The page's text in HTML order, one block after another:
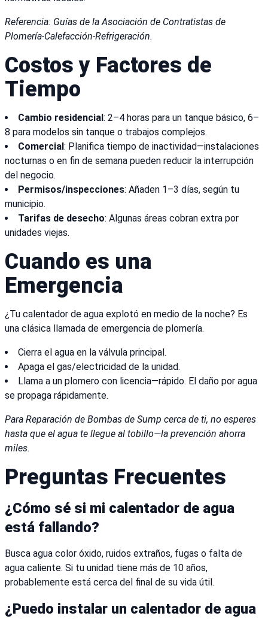
Referencia: Guías de la Asociación de Contratistas de
Plomería-Calefacción-Refrigeración.
Costos y Factores de
Tiempo
Cambio residencial : 2–4 horas para un tanque básico, 6–
8 para modelos sin tanque o trabajos complejos.
Comercial : Planifica tiempo de inactividad—instalaciones
nocturnas o en fin de semana pueden reducir la interrupción
del negocio.
Permisos/inspecciones: Añaden 1–3 días, según tu
municipio.
Tarifas de desecho: Algunas áreas cobran extra por
unidades viejas.
Cuando es una
Emergencia
¿Tu calentador de agua explotó en medio de la noche? Es
una clásica llamada de emergencia de plomería.
Cierra el agua en la válvula principal.
Apaga el gas/electricidad de la unidad.
Llama a un plomero con licencia—rápido. El daño por agua
se propaga rápidamente.
Para Reparación de Bombas de Sump cerca de ti, no esperes
hasta que el agua te llegue al tobillo—la prevención ahorra
miles.
Preguntas Frecuentes
¿Cómo sé si mi calentador de agua
está fallando?
Busca agua color óxido, ruidos extraños, fugas o falta de
agua caliente. Si tu unidad tiene más de 10 años,
probablemente está cerca del final de su vida útil.
¿Puedo instalar un calentador de agua